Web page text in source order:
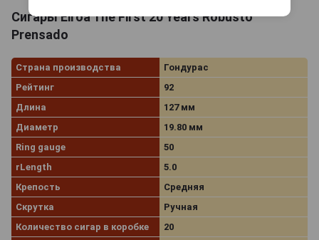
Сигары Eiroa The First 20 Years Robusto
Prensado
Страна производства
Гондурас
Рейтинг
92
Длина
127 мм
Диаметр
19.80 мм
Ring gauge
50
rLength
5.0
Крепость
Средняя
Скрутка
Ручная
Количество сигар в коробке
20